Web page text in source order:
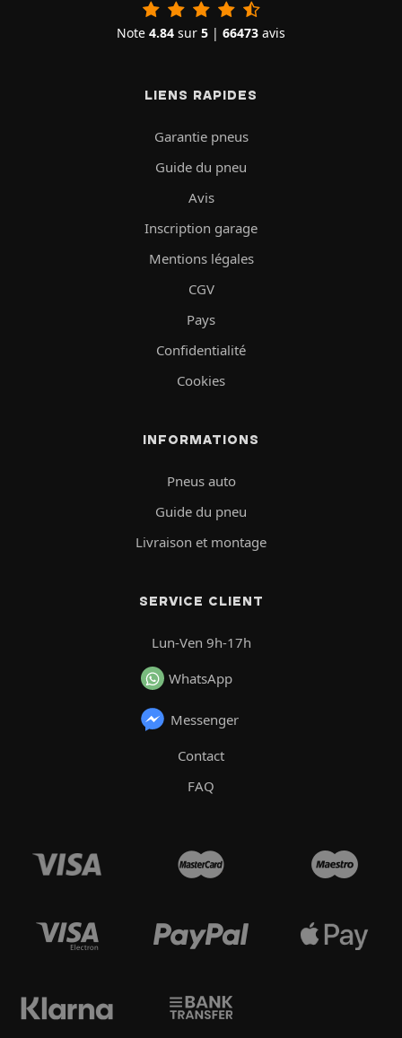
Note 4.84 sur 5 | 66473 avis
LIENS RAPIDES
Garantie pneus
Guide du pneu
Avis
Inscription garage
Mentions légales
CGV
Pays
Confidentialité
Cookies
INFORMATIONS
Pneus auto
Guide du pneu
Livraison et montage
SERVICE CLIENT
Lun-Ven 9h-17h
WhatsApp
Messenger
Contact
FAQ